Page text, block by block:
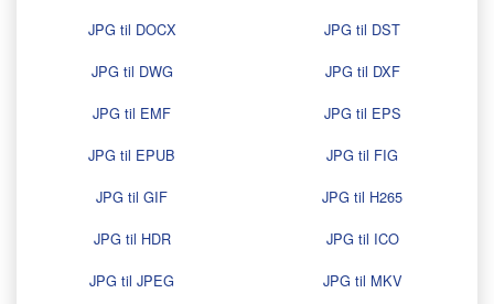
JPG til DOCX
JPG til DST
JPG til DWG
JPG til DXF
JPG til EMF
JPG til EPS
JPG til EPUB
JPG til FIG
JPG til GIF
JPG til H265
JPG til HDR
JPG til ICO
JPG til JPEG
JPG til MKV